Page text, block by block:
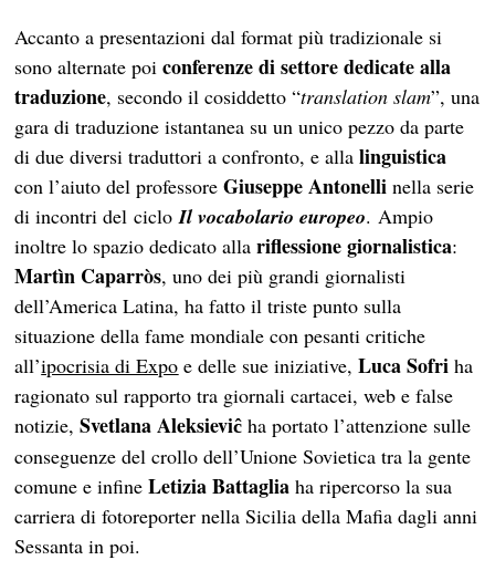
Accanto a presentazioni dal format più tradizionale si
sono alternate poiconferenze di settore dedicate alla
traduzione, secondo il cosiddetto “translation slam”, una
gara di traduzione istantanea su un unico pezzo da parte
di due diversi traduttori a confronto, e alla linguistica
con l’aiuto del professoreGiuseppe Antonelli nella serie
di incontri del cicloIl vocabolario europeo. Ampio
inoltre lo spazio dedicato allariflessione giornalistica:
Martìn Caparròs, uno dei più grandi giornalisti
dell’America Latina, ha fatto il triste punto sulla
situazione della fame mondiale con pesanti critiche
all’ipocrisia di Expo e delle sue iniziative,Luca Sofri ha
ragionato sul rapporto tra giornali cartacei, web e false
notizie,Svetlana Aleksieviĉ ha portato l’attenzione sulle
conseguenze del crollo dell’Unione Sovietica tra la gente
comune e infineLetizia Battaglia ha ripercorso la sua
carriera di fotoreporter nella Sicilia della Mafia dagli anni
Sessanta in poi.